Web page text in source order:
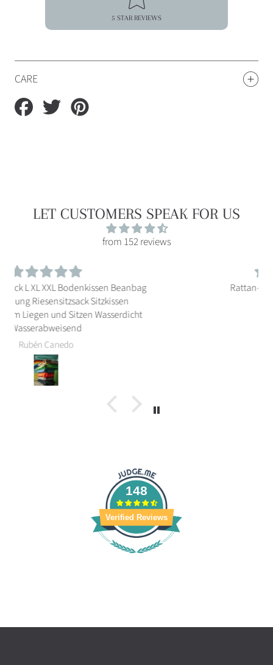
5 STAR REVIEWS
CARE
Auf
Facebook
Auf
Twitter
LET CUSTOMERS SPEAK FOR US
from 152 reviews
Rattan-Möbelkissen mit Keder
148
Verified Reviews